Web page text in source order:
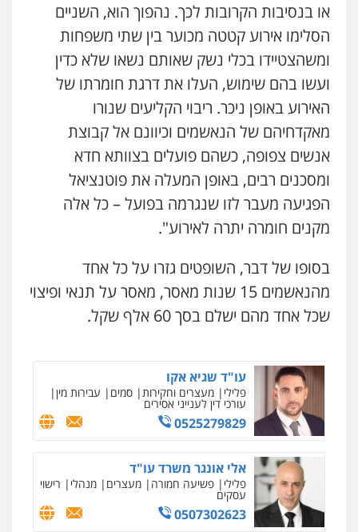
או בנסיבות הקרובות לכך. נהפוך הוא, השניים
הסלימו אירוע קטטה מכוער בין שתי משפחות
ומשהצטיידו בכלי נשק שאותם נשאו שלא כדין
ועשו בהם שימוש, העלו את דרגת חומרתו של
האירוע באופן ניכר. ריבוי הקליעים שנורו
מאקדחיהם של הנאשמים וכיוונם אל קבוצת
אנשים צפופה, כשהם פועלים בצוותא חדא
ומסכנים רבים, באופן המעלה את פוטנציאל
הפגיעה מעבר לזו שנגרמה בפועל – כל אלה
מקנים חומרה יתרה לאירוע".
בסופו של דבר, השופטים גזרו על כל אחד
מהנאשמים 15 שנות מאסר, מאסר על תנאי ופיצוי
שכל אחד מהם ישלם בסך 60 אלף שקל.
ויקי שמואל – משרד עו"ד
פלילי משפט פלילי
0528959600
קורל קרוז – עורך דין פלילי
משפט פלילי
עו"ד עלי סעדי
פלילי פשיעה חמורה ליווי וייצוג בחקירות
ומעצרים
עו"ד תומר בנישתי
פלילי מעצרים וחקירות צווארון לבן פשיעה
חמורה
עו"ד שגיא אקו
פלילי מעצרים וחקירות סמים עבירות מין
עורכי דין לענייני אסירים
0525279829
אלי אונגר משרד עו"ד
פלילי פשיעה חמורה מעצרים מנהלי רישוי
עסקים
0507302623